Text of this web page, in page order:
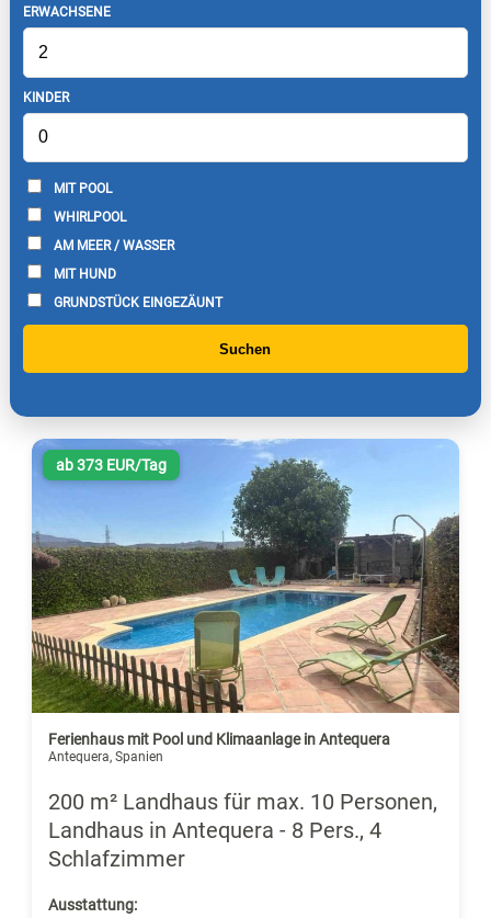
ERWACHSENE
KINDER
MIT POOL
WHIRLPOOL
AM MEER / WASSER
MIT HUND
GRUNDSTÜCK EINGEZÄUNT
Suchen
ab 373 EUR/Tag
Ferienhaus mit Pool und Klimaanlage in Antequera
Antequera, Spanien
200 m² Landhaus für max. 10 Personen,
Landhaus in Antequera - 8 Pers., 4
Schlafzimmer
Ausstattung: